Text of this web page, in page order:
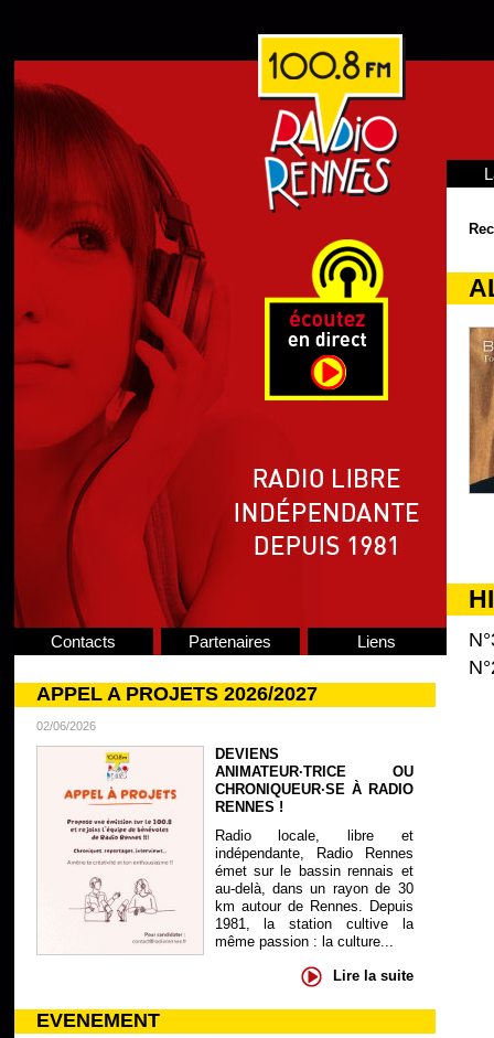
Contacts Partenaires Liens
APPEL A PROJETS 2026/2027
02/06/2026
DEVIENS
ANIMATEUR·TRICE OU
CHRONIQUEUR·SE À RADIO
RENNES !
Radio locale, libre et
indépendante, Radio Rennes
émet sur le bassin rennais et
au-delà, dans un rayon de 30
km autour de Rennes. Depuis
1981, la station cultive la
même passion : la culture...
Lire la suite
EVENEMENT